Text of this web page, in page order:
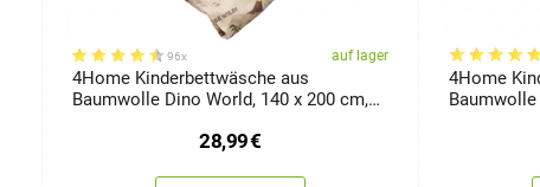
96x auf lager
4Home Kinderbettwäsche aus
Baumwolle Dino World, 140 x 200 cm,
28,99€
4Home
Baumwolle